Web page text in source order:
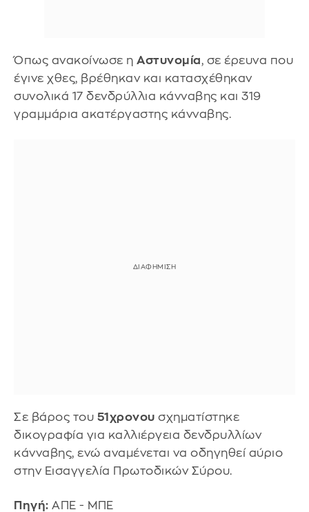
Όπως ανακοίνωσε η Αστυνομία, σε έρευνα που
έγινε χθες, βρέθηκαν και κατασχέθηκαν
συνολικά 17 δενδρύλλια κάνναβης και 319
γραμμάρια ακατέργαστης κάνναβης.
Σε βάρος του 51χρονου σχηματίστηκε
δικογραφία για καλλιέργεια δενδρυλλίων
κάνναβης, ενώ αναμένεται να οδηγηθεί αύριο
στην Εισαγγελία Πρωτοδικών Σύρου.
Πηγή: ΑΠΕ - ΜΠΕ